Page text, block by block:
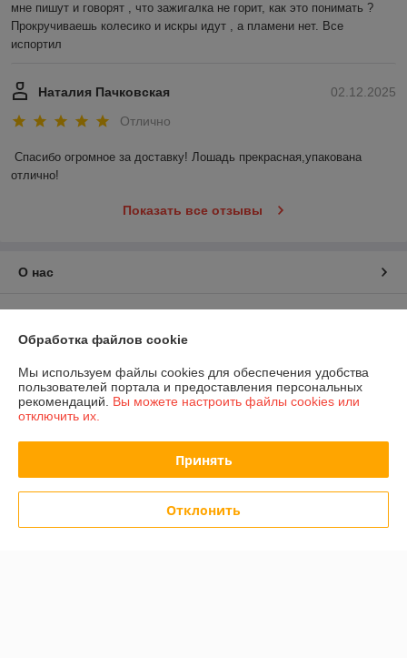
мне пишут и говорят , что зажигалка не горит, как это понимать ?
Прокручиваешь колесико и искры идут , а пламени нет. Все
испортил
02.12.2025
Наталия Пачковская
Отлично
Спасибо огромное за доставку! Лошадь прекрасная,упакована
отлично!
Показать все отзывы
О нас
Контакты
График работы
Полная версия сайта
Сайт создан на платформе Deal.by
Обработка файлов cookie
Мы используем файлы cookies для обеспечения удобства
пользователей портала и предоставления персональных
рекомендаций. Вы можете настроить файлы cookies или
отключить их.
Принять
Отклонить